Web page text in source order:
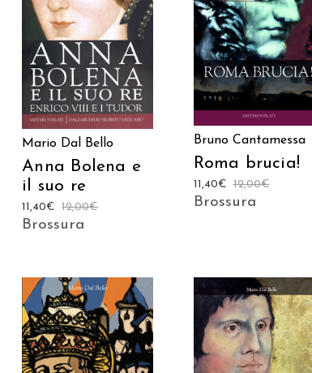
AGGIUNGI AL
CARRELLO
Mario Dal Bello
Anna Bolena e
il suo re
12,00€
11,40€
Brossura
AGGIUNGI AL
CARRELLO
Bruno Cantamessa
Roma brucia!
12,00€
11,40€
Brossura
AGGIUNGI AL AGGIUNGI AL